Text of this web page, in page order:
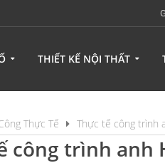
THIẾT KẾ NỘI THẤT
Thực Tế Thực tế công trình
công trình anh